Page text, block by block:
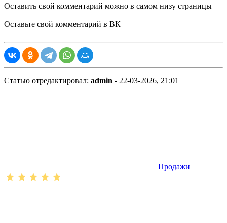
Оставить свой комментарий можно в самом низу страницы
Оставьте свой комментарий в ВК
Статью отредактировал: admin - 22-03-2026, 21:01
Продажи